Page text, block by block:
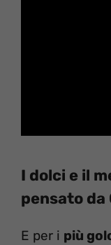
I dolci e il
pensato da
E per i più